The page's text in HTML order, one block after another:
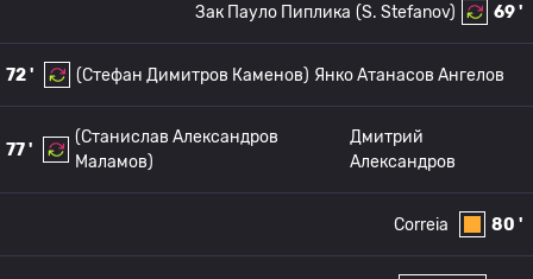
69 '
(S. Stefanov)
Зак Пауло Пиплика
72 ' (Стефан Димитров Каменов) Янко Атанасов Ангелов
77 '
(Станислав Александров
Маламов)
Дмитрий
Александров
80 '
Correia